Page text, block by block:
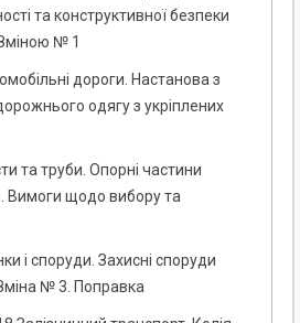
та конструктивної безпеки
Зміною № 1
дороги. Настанова з
одягу з укріплених
та труби. Опорні частини
Вимоги щодо вибору та
і споруди. Захисні споруди
№ 3. Поправка